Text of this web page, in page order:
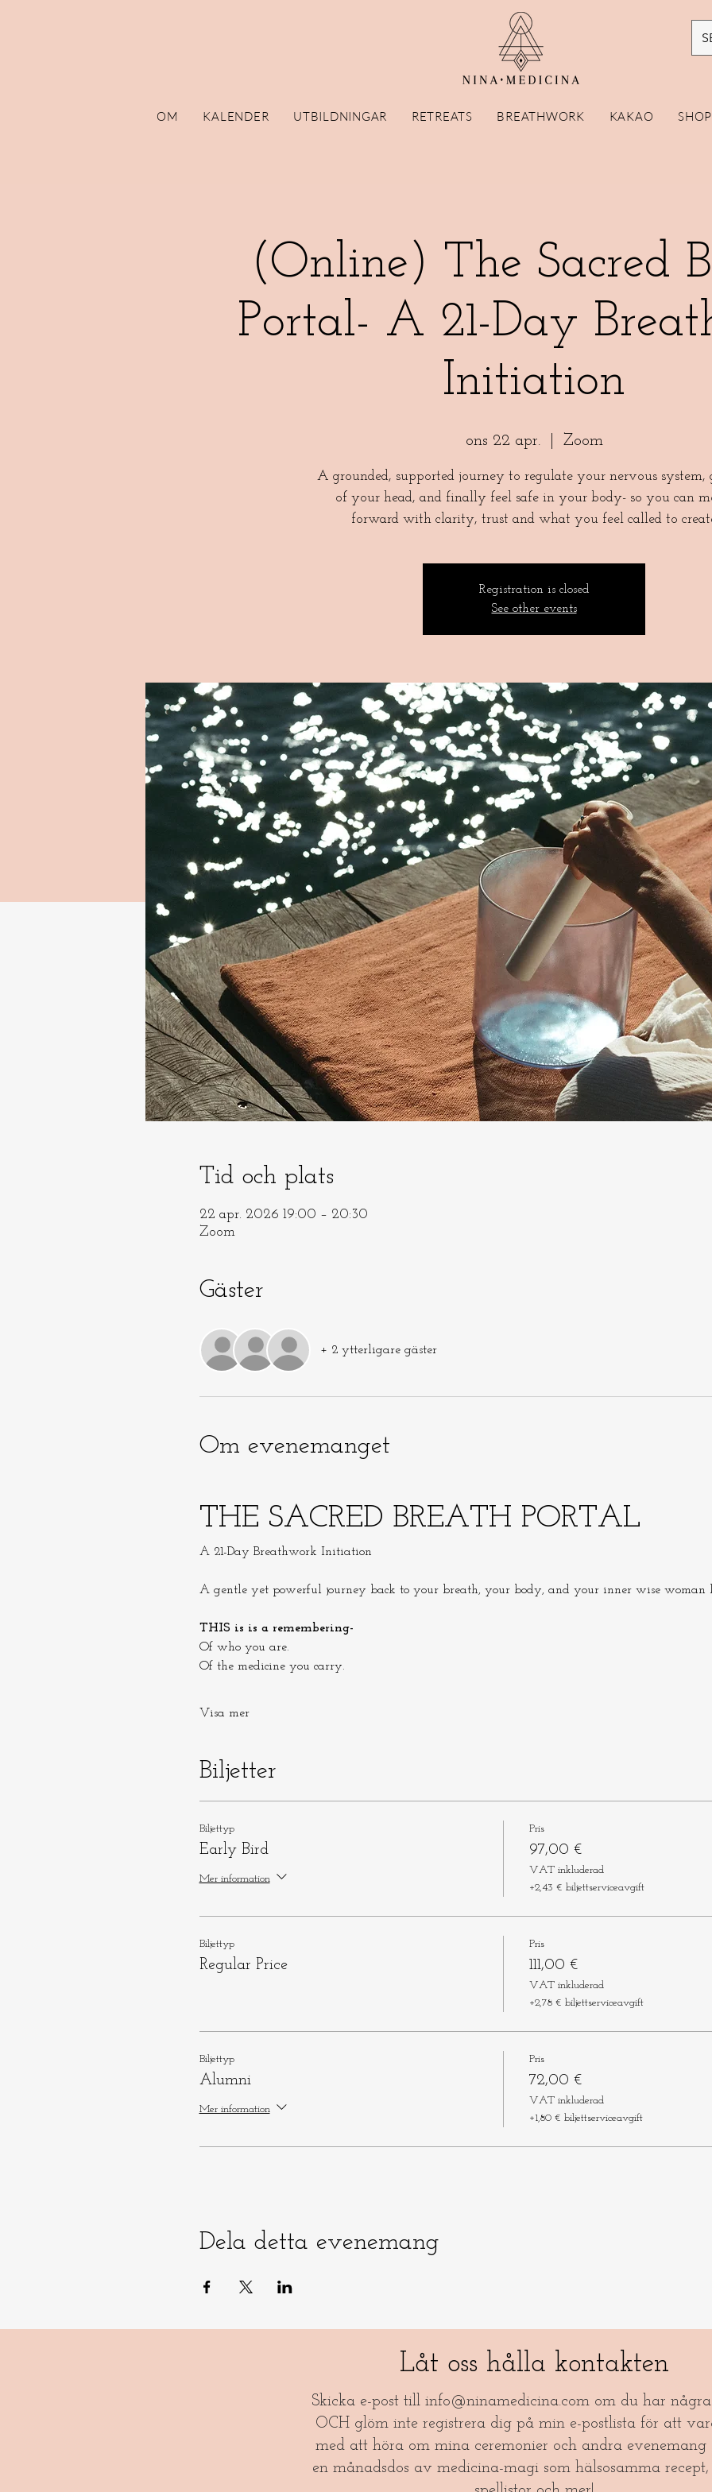
OM KALENDER UTBILDNINGAR RETREATS BREATHWORK KAKAO SHOP
(Online) The Sacred
Portal- A 21-Day
Initiation
ons 22 apr.
  |
Zoom
A grounded, supported journey to regulate your nervous system,
of your head, and finally feel safe in your body- so you can
forward with clarity, trust and what you feel called to
Registration is closed
See other events
Tid och plats
22 apr. 2026 19:00 – 20:30
Zoom
Gäster
+ 2 ytterligare gäster
Om evenemanget
THE SACRED BREATH PORTAL
A 21-Day Breathwork Initiation
A gentle yet powerful journey back to your breath, your body, and your inner wise woman
THIS is is a remembering-
Of who you are.
Of the medicine you carry.
Visa mer
Biljetter
Biljettyp
Early Bird
Mer information
Pris
97,00 €
VAT inkluderad
+2,43 € biljettserviceavgift
Biljettyp
Regular Price
Pris
111,00 €
VAT inkluderad
+2,78 € biljettserviceavgift
Biljettyp
Alumni
Mer information
Pris
72,00 €
VAT inkluderad
+1,80 € biljettserviceavgift
Dela detta evenemang
Låt oss hålla kontakten
​​Skicka e-post till info@ninamedicina.comom du har
OCH glöm inte registrera dig på min e-postlista för att
med att höra om mina ceremonier och andra evenemang
en månadsdos av medicina-magi som hälsosamma recept,